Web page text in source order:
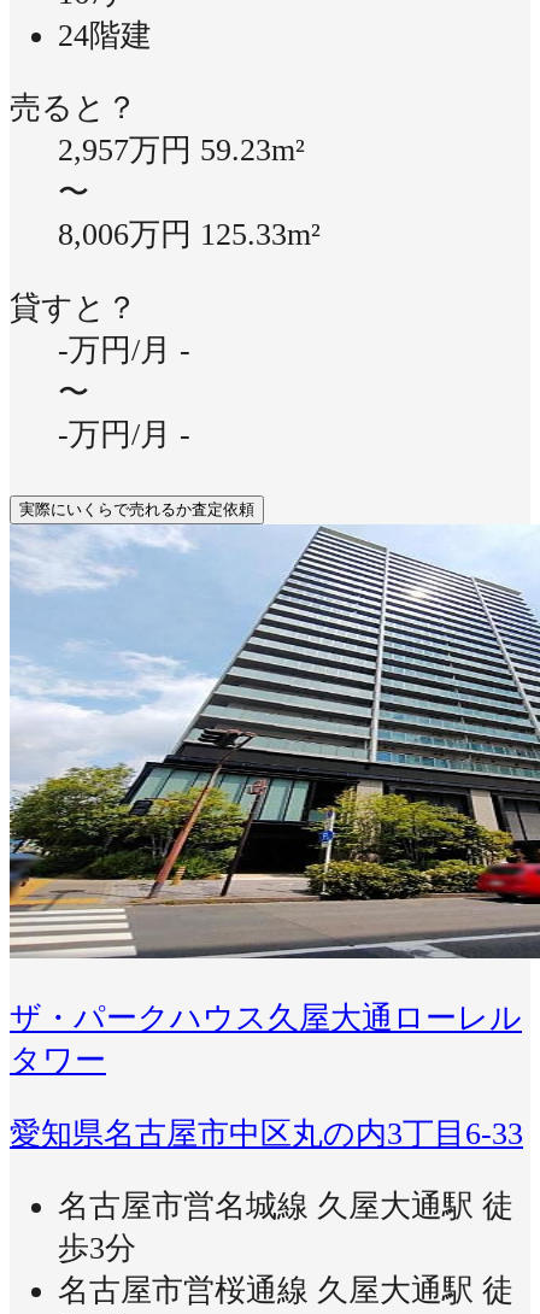
24階建
売ると？
2,957万円 59.23m²
〜
8,006万円 125.33m²
貸すと？
-万円/月 -
〜
-万円/月 -
実際にいくらで売れるか査定依頼
ザ・パークハウス久屋大通ローレル
タワー
愛知県名古屋市中区丸の内3丁目6-33
名古屋市営名城線 久屋大通駅 徒
歩3分
名古屋市営桜通線 久屋大通駅 徒